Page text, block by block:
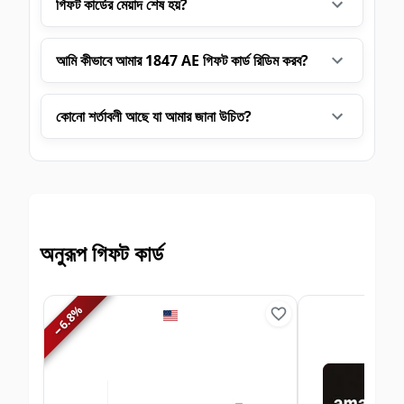
গিফট কার্ডের মেয়াদ শেষ হয়?
আমি কীভাবে আমার 1847 AE গিফট কার্ড রিডিম করব?
কোনো শর্তাবলী আছে যা আমার জানা উচিত?
অনুরূপ গিফট কার্ড
−
6.8
%